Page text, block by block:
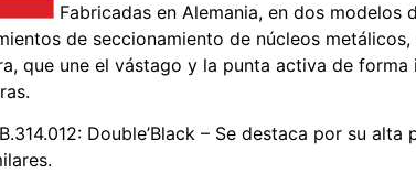
Fabricadas en Alemania, en dos
de seccionamiento de núcleos
que une el vástago y la punta activa de
Double’Black – Se destaca por su